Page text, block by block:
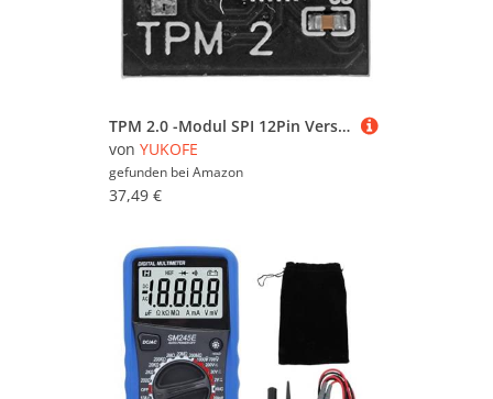
TPM 2.0 -Modul SPI 12Pin Verschlüsselungssicherheitsausschuss Giga Accessoire
von YUKOFE
gefunden bei Amazon
37,49 €